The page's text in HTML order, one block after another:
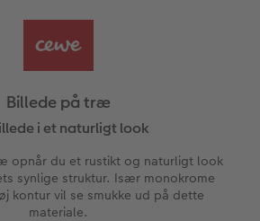
som bryllupsgave
på fotopapir
på aluminiumsplade
på akrylglas
på træ
med kort
selv gaveæske
selv
med fotoindstik
Billede på træ
i et naturligt look
opnår du et rustikt og naturligt look
synlige struktur. Især monokrome
kontur vil se smukke ud på dette
materiale.